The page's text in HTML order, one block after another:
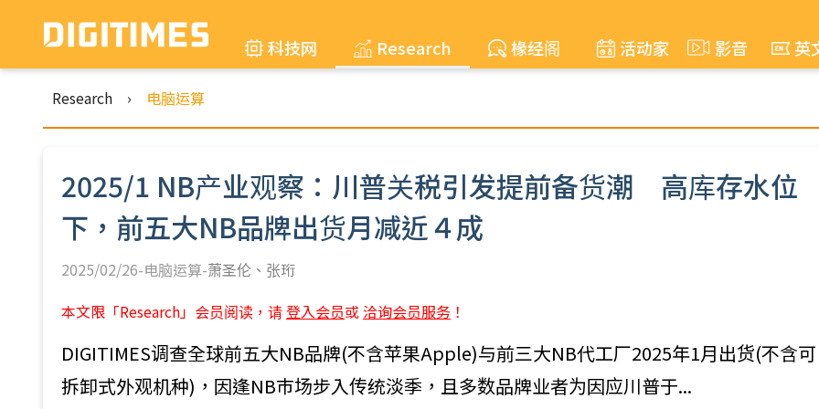
科技网 Research 椽经阁 活动家 影音 英
Research › 电脑运算
2025/1 NB产业观察：川普关税引发提前备货潮 高库存水位
下，前五大NB品牌出货月减近４成
2025/02/26-电脑运算-萧圣伦
张珩
本文限「Research」会员阅读，请登入会员或 洽询会员服务 ！
DIGITIMES调查全球前五大NB品牌(不含苹果Apple)与前三大NB代工厂2025年1月出货(不含可
拆卸式外观机种)，因逢NB巿场步入传统淡季，且多数品牌业者为因应川普于...